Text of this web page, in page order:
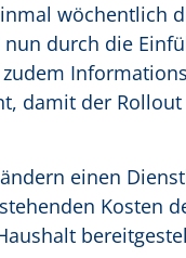
wöchentlich
durch die
damit der
einen
Kosten